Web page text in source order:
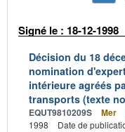
Signé le : 18-12-1998
Décision du 18
nomination
intérieure agréés
transports (texte
EQUT9810209S Mer
1998
Date de